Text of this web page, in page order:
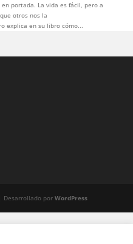
portada. La vida es fácil, pero a
otros nos la
explica en su libro cómo...
por WordPress